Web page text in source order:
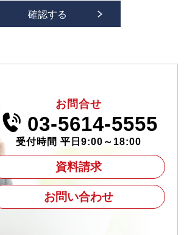
お問合せ
03-5614-5555
受付時間 平日9:00～18:00
資料請求
お問い合わせ